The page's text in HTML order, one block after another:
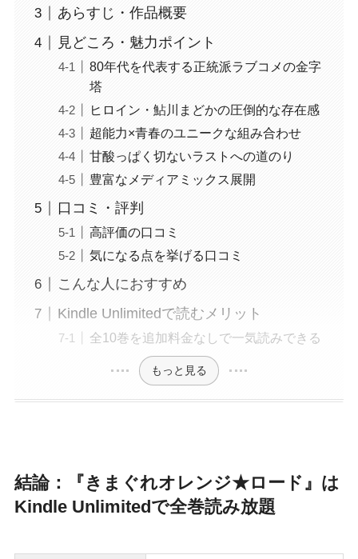
あらすじ・作品概要
見どころ・魅力ポイント
80年代を代表する正統派ラブコメの金字
塔
ヒロイン・鮎川まどかの圧倒的な存在感
超能力×青春のユニークな組み合わせ
甘酸っぱく切ないラストへの道のり
豊富なメディアミックス展開
口コミ・評判
高評価の口コミ
気になる点を挙げる口コミ
こんな人におすすめ
Kindle Unlimitedで読むメリット
全10巻を追加料金なしで一気読みできる
もっと見る
結論：『きまぐれオレンジ★ロード』は
Kindle Unlimitedで全巻読み放題